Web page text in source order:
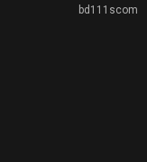
bd111scom